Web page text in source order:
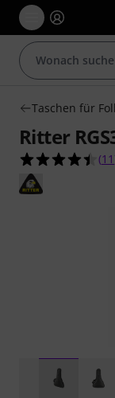
Taschen für
Ritter
(11